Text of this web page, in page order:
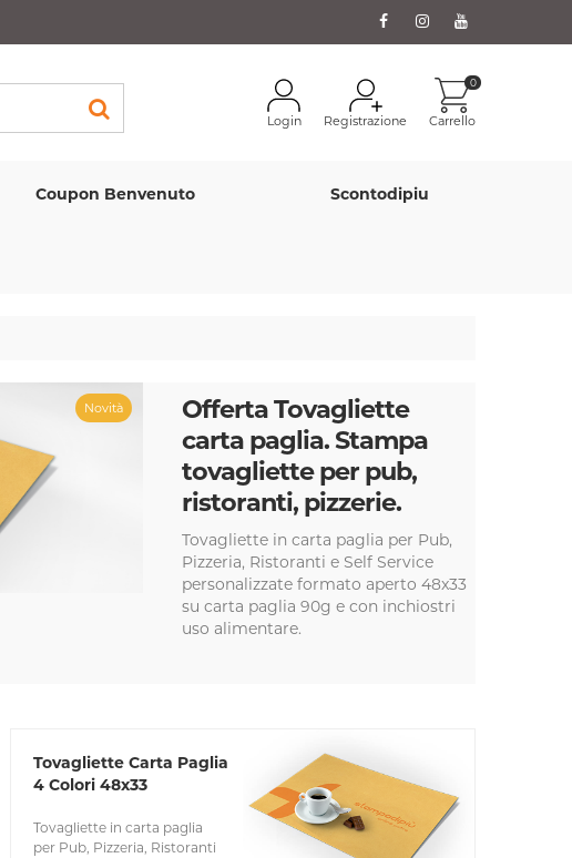
Login Registrazione Carrello
0
Coupon Benvenuto Scontodipiu
Novità
Offerta Tovagliette
carta paglia. Stampa
tovagliette per pub,
ristoranti, pizzerie.
Tovagliette in carta paglia per Pub,
Pizzeria, Ristoranti e Self Service
personalizzate formato aperto 48x33
su carta paglia 90g e con inchiostri
uso alimentare.
Tovagliette Carta Paglia
4 Colori 48x33
Tovagliette in carta paglia
per Pub, Pizzeria, Ristoranti